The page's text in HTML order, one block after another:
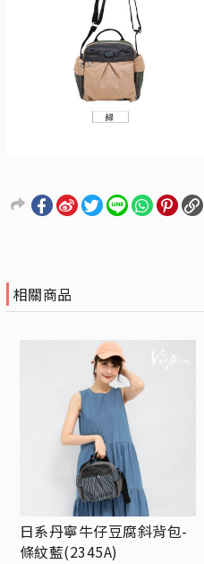
相關商品
日系丹寧牛仔豆腐斜背包-
條紋藍(2345A)